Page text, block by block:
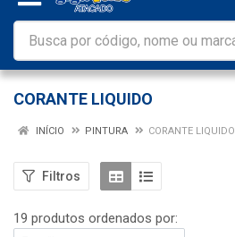
CORANTE LIQUIDO
INÍCIO PINTURA CORANTE LIQUIDO
Filtros
19 produtos ordenados por: